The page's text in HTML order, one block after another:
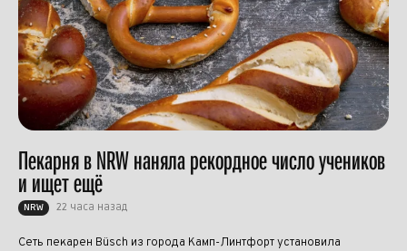
Пекарня в NRW наняла рекордное число учеников
и ищет ещё
NRW 22 часа назад
Сеть пекарен Büsch из города Камп-Линтфорт установила